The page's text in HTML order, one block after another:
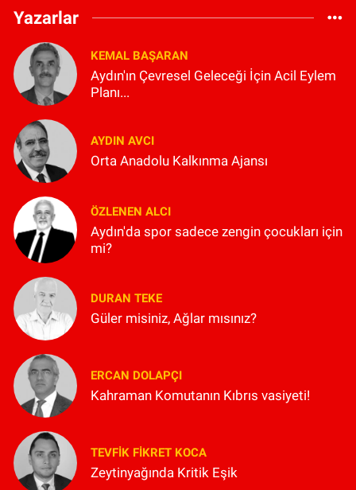
Yazarlar
KEMAL BAŞARAN
Aydın'ın Çevresel Geleceği İçin Acil Eylem
Planı...
AYDIN AVCI
Orta Anadolu Kalkınma Ajansı
ÖZLENEN ALCI
Aydın'da spor sadece zengin çocukları için
mi?
DURAN TEKE
Güler misiniz, Ağlar mısınız?
ERCAN DOLAPÇI
Kahraman Komutanın Kıbrıs vasiyeti!
TEVFIK FIKRET KOCA
Zeytinyağında Kritik Eşik